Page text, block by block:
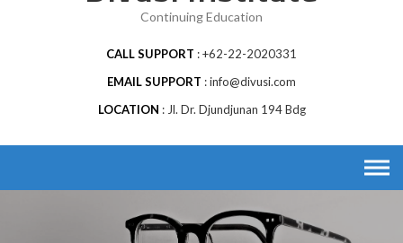
Continuing Education
CALL SUPPORT
+62-22-2020331
EMAIL SUPPORT
info@divusi.com
LOCATION
Jl. Dr. Djundjunan 194 Bdg